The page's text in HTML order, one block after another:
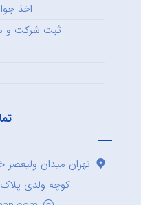
اخذ
ثبت شرکت و
تهران میدان ولیعصر
کوچه ولدی پلاک ۳۹ ساختمان کریم خان